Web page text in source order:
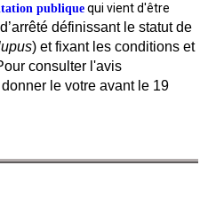
publique qui vient d'être
définissant le statut de
) et fixant les conditions et
consulter l'avis
le votre avant le 19